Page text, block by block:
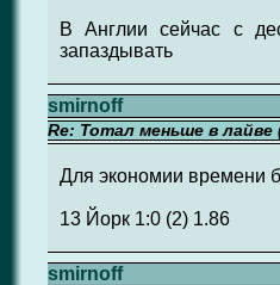
В Англии сейчас с
запаздывать
smirnoff
Re: Тотал меньше в
Для экономии времени
13 Йорк 1:0 (2) 1.86
smirnoff